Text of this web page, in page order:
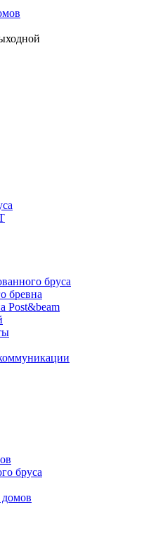
бруса
бревна
Post&beam
бруса